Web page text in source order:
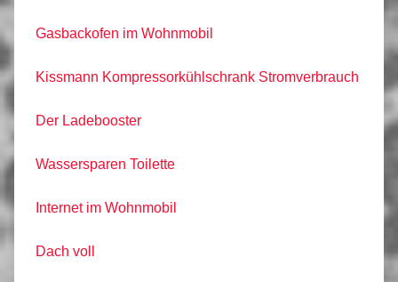
Gasbackofen im Wohnmobil
Kissmann Kompressorkühlschrank Stromverbrauch
Der Ladebooster
Wassersparen Toilette
Internet im Wohnmobil
Dach voll